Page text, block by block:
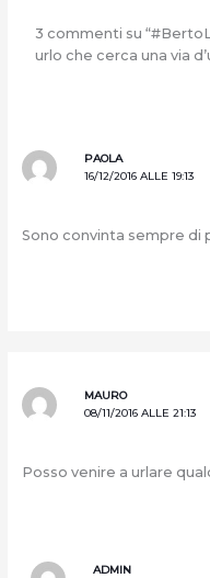
3 commenti su
urlo che cerca una via
PAOLA
16/12/2016 ALLE 19:13
Sono convinta sempre di
MAURO
08/11/2016 ALLE 21:13
Posso venire a urlare
ADMIN